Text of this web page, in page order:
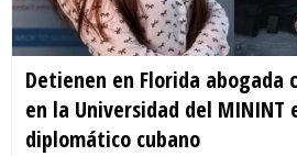
Detienen en Florida abogada
en la Universidad del MININT
diplomático cubano